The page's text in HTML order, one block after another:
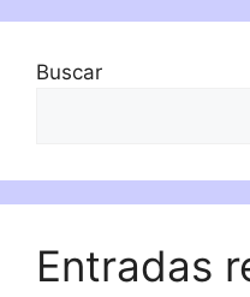
Buscar
Entradas